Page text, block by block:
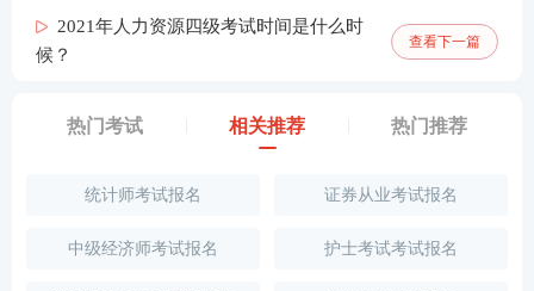
2021年人力资源四级考试时间是什么时
候？
查看下一篇
热门考试 相关推荐 热门推荐
统计师考试报名 证券从业考试报名
中级经济师考试报名 护士考试考试报名